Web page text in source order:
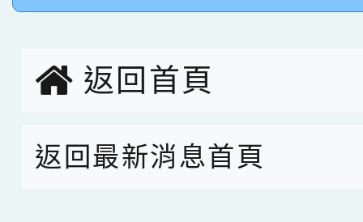
創客第三名。
返回首頁
返回最新消息首頁